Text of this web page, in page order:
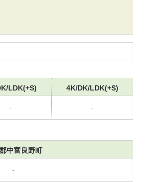
LDK(+S) 4K/DK/LDK(+S)
- -
中富良野町
-